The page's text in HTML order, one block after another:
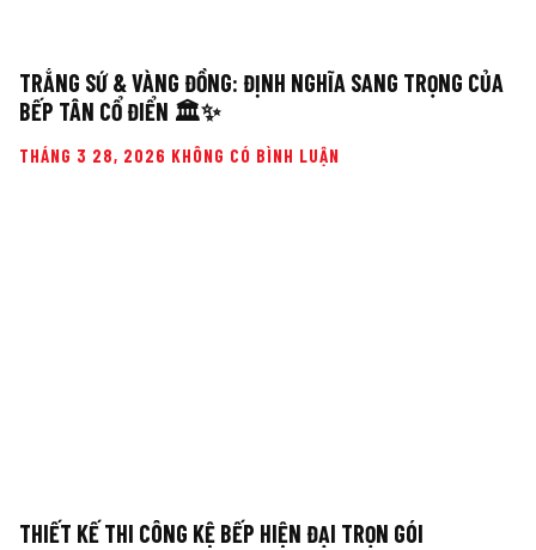
TRẮNG SỨ & VÀNG ĐỒNG: ĐỊNH NGHĨA SANG TRỌNG CỦA
BẾP TÂN CỔ ĐIỂN 🏛️✨
THÁNG 3 28, 2026 KHÔNG CÓ BÌNH LUẬN
THIẾT KẾ THI CÔNG KỆ BẾP HIỆN ĐẠI TRỌN GÓI